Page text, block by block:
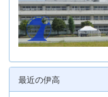
最近の伊高